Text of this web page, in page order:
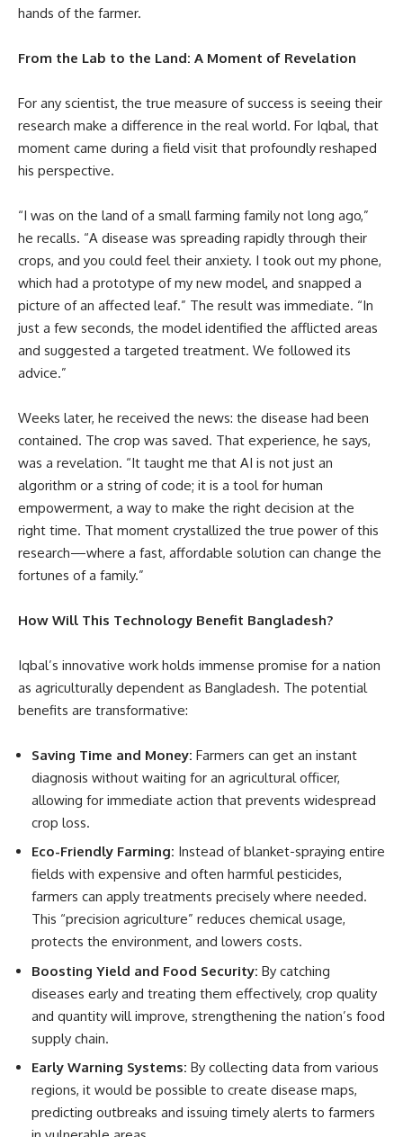
hands of the farmer.
From the Lab to the Land: A Moment of Revelation
For any scientist, the true measure of success is seeing their
research make a difference in the real world. For Iqbal, that
moment came during a field visit that profoundly reshaped
his perspective.
“I was on the land of a small farming family not long ago,”
he recalls. “A disease was spreading rapidly through their
crops, and you could feel their anxiety. I took out my phone,
which had a prototype of my new model, and snapped a
picture of an affected leaf.” The result was immediate. “In
just a few seconds, the model identified the afflicted areas
and suggested a targeted treatment. We followed its
advice.”
Weeks later, he received the news: the disease had been
contained. The crop was saved. That experience, he says,
was a revelation. “It taught me that AI is not just an
algorithm or a string of code; it is a tool for human
empowerment, a way to make the right decision at the
right time. That moment crystallized the true power of this
research—where a fast, affordable solution can change the
fortunes of a family.”
How Will This Technology Benefit Bangladesh?
Iqbal’s innovative work holds immense promise for a nation
as agriculturally dependent as Bangladesh. The potential
benefits are transformative:
Saving Time and Money: Farmers can get an instant
diagnosis without waiting for an agricultural officer,
allowing for immediate action that prevents widespread
crop loss.
Eco-Friendly Farming: Instead of blanket-spraying entire
fields with expensive and often harmful pesticides,
farmers can apply treatments precisely where needed.
This “precision agriculture” reduces chemical usage,
protects the environment, and lowers costs.
Boosting Yield and Food Security: By catching
diseases early and treating them effectively, crop quality
and quantity will improve, strengthening the nation’s food
supply chain.
Early Warning Systems: By collecting data from various
regions, it would be possible to create disease maps,
predicting outbreaks and issuing timely alerts to farmers